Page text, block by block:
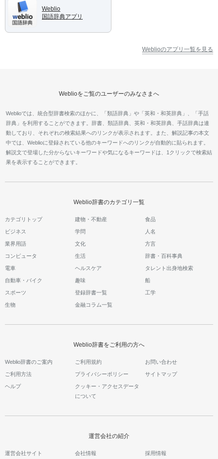
Weblio
国語辞典アプリ
Weblioのアプリ一覧を見る
Weblioをご覧のユーザーのみなさまへ
Weblioでは、統合型辞書検索のほかに、「類語辞典」や「英和・和英辞典」、「手話
辞典」を利用することができます。辞書、類語辞典、英和・和英辞典、手話辞典は連
動しており、それぞれの検索結果へのリンクが表示されます。また、解説記事の本文
中では、Weblioに登録されている他のキーワードへのリンクが自動的に貼られます。
解説文で登場した分からないキーワードや気になるキーワードは、1クリックで検索結
果を表示することができます。
Weblio辞書のカテゴリ一覧
カテゴリトップ 建物・不動産 食品
ビジネス 学問 人名
業界用語 文化 方言
コンピュータ 生活 辞書・百科事典
電車 ヘルスケア タレント出身地検索
自動車・バイク 趣味 船
スポーツ 登録辞書一覧 工学
生物 金融コラム一覧
Weblio辞書をご利用の方へ
Weblio辞書のご案内 ご利用規約 お問い合わせ
ご利用方法 プライバシーポリシー サイトマップ
ヘルプ
クッキー・アクセスデータ
について
運営会社の紹介
運営会社サイト 会社情報 採用情報